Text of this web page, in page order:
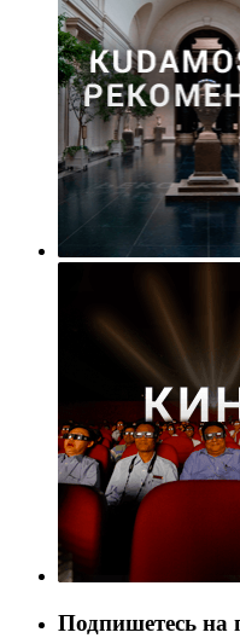
Подпишетесь на